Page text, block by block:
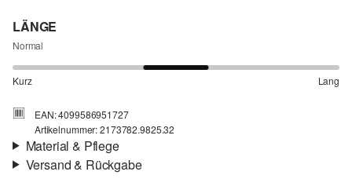
LÄNGE
Normal
Kurz Lang
EAN: 4099586951727
Artikelnummer: 2173782.9825.32
Material & Pflege
Versand & Rückgabe